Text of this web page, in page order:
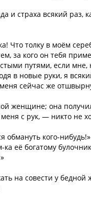
и страха всякий раз,
Что толку в моём
за кого он тебя
путями, если
в новые руки, я
сейчас же
женщине; она
с рук, — никто не
обмануть кого-
её богатому
на совести у